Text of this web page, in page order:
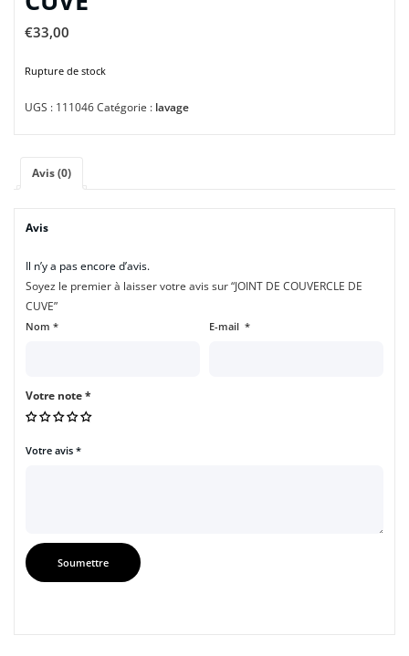
€33,00
Rupture de stock
UGS : 111046Catégorie : lavage
Avis (0)
Avis
Il n’y a pas encore d’avis.
Soyez le premier à laisser votre avis sur “JOINT DE COUVERCLE DE
CUVE”
Nom * E-mail *
Votre note*
Votre avis *